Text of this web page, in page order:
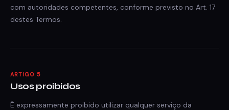
com autoridades competentes, conforme previsto no Art. 17
destes Termos.
ARTIGO 5
Usos proibidos
É expressamente proibido utilizar qualquer serviço da